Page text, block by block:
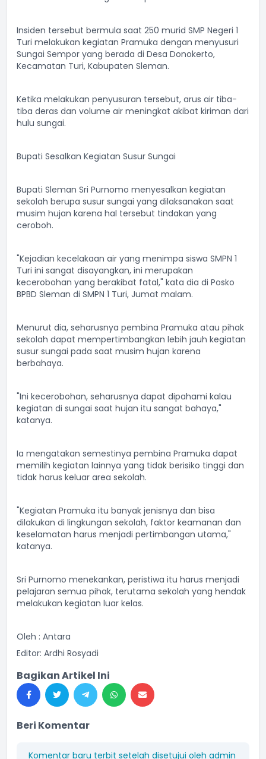
Insiden tersebut bermula saat 250 murid SMP Negeri 1
Turi melakukan kegiatan Pramuka dengan menyusuri
Sungai Sempor yang berada di Desa Donokerto,
Kecamatan Turi, Kabupaten Sleman.
Ketika melakukan penyusuran tersebut, arus air tiba-
tiba deras dan volume air meningkat akibat kiriman dari
hulu sungai.
Bupati Sesalkan Kegiatan Susur Sungai
Bupati Sleman Sri Purnomo menyesalkan kegiatan
sekolah berupa susur sungai yang dilaksanakan saat
musim hujan karena hal tersebut tindakan yang
ceroboh.
"Kejadian kecelakaan air yang menimpa siswa SMPN 1
Turi ini sangat disayangkan, ini merupakan
kecerobohan yang berakibat fatal," kata dia di Posko
BPBD Sleman di SMPN 1 Turi, Jumat malam.
Menurut dia, seharusnya pembina Pramuka atau pihak
sekolah dapat mempertimbangkan lebih jauh kegiatan
susur sungai pada saat musim hujan karena
berbahaya.
"Ini kecerobohan, seharusnya dapat dipahami kalau
kegiatan di sungai saat hujan itu sangat bahaya,"
katanya.
Ia mengatakan semestinya pembina Pramuka dapat
memilih kegiatan lainnya yang tidak berisiko tinggi dan
tidak harus keluar area sekolah.
"Kegiatan Pramuka itu banyak jenisnya dan bisa
dilakukan di lingkungan sekolah, faktor keamanan dan
keselamatan harus menjadi pertimbangan utama,"
katanya.
Sri Purnomo menekankan, peristiwa itu harus menjadi
pelajaran semua pihak, terutama sekolah yang hendak
melakukan kegiatan luar kelas.
Oleh : Antara
Editor: Ardhi Rosyadi
Bagikan Artikel Ini
Beri Komentar
Komentar baru terbit setelah disetujui oleh admin